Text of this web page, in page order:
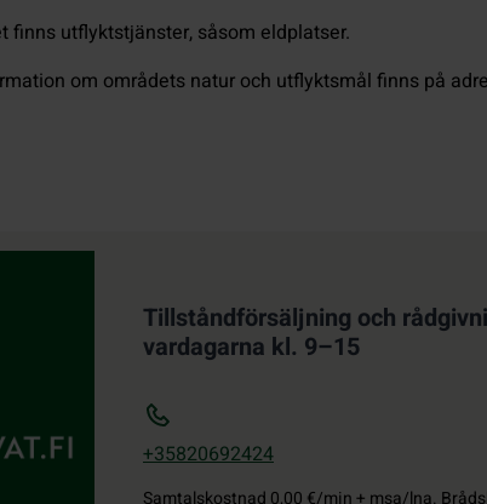
finns utflyktstjänster, såsom eldplatser.
om områdets natur och utflyktsmål finns på
Tillståndförsäljning och
vardagarna kl. 9–15
+35820692424
Samtalskostnad 0,00 €/min + msa/lna.